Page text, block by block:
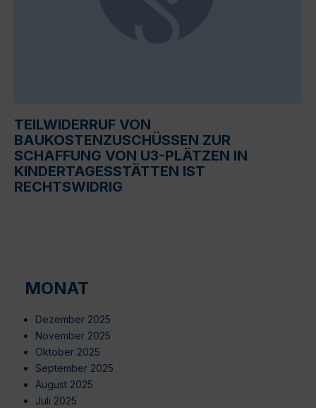
TEILWIDERRUF VON
BAUKOSTENZUSCHÜSSEN ZUR
SCHAFFUNG VON U3-PLÄTZEN IN
KINDERTAGESSTÄTTEN IST
RECHTSWIDRIG
MONAT
Dezember 2025
November 2025
Oktober 2025
September 2025
August 2025
Juli 2025